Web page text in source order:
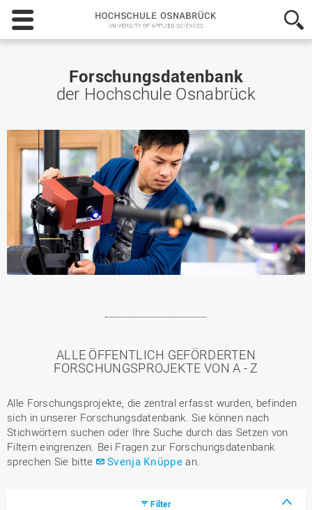
Hochschule
Osnabrück
-
Applied
Sciences
Forschungsdatenbank
der Hochschule Osnabrück
ALLE ÖFFENTLICH GEFÖRDERTEN
FORSCHUNGSPROJEKTE VON A - Z
Alle Forschungsprojekte, die zentral erfasst wurden, befinden
sich in unserer Forschungsdatenbank. Sie können nach
Stichwörtern suchen oder Ihre Suche durch das Setzen von
Filtern eingrenzen. Bei Fragen zur Forschungsdatenbank
sprechen Sie bitte
Svenja Knüppean.
Filter